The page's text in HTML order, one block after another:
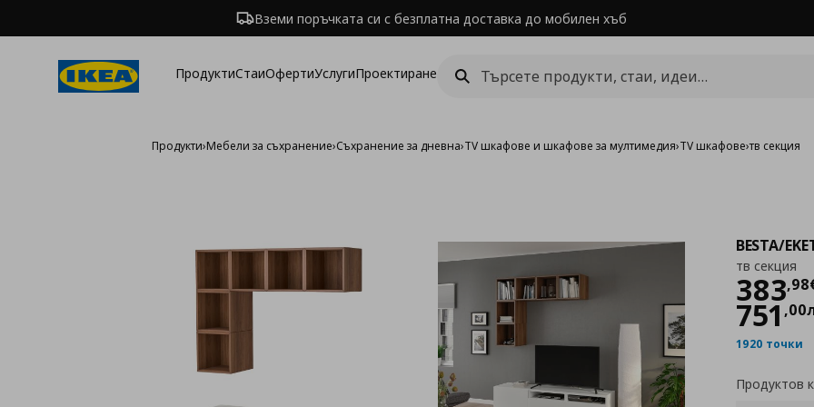
Вземи поръчката си с безплатна доставка до мобилен хъб
ПродуктиСтаиОфертиУслугиПроектиране
Продукти›Мебели за съхранение›Съхранение за дневна›TV шкафове и шкафове за мултимедия›TV шкафове›тв секция
BESTA/
тв секция
383,98
751 ,00
1920 точки
Продуктов